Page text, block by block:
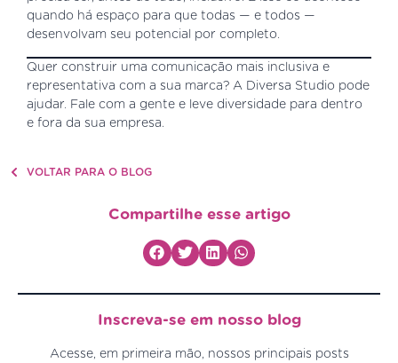
quando há espaço para que todas — e todos —
desenvolvam seu potencial por completo.
Quer construir uma comunicação mais inclusiva e
representativa com a sua marca? A Diversa Studio pode
ajudar. Fale com a gente e leve diversidade para dentro
e fora da sua empresa.
VOLTAR PARA O BLOG
Compartilhe esse artigo
Inscreva-se em nosso blog
Acesse, em primeira mão, nossos principais posts